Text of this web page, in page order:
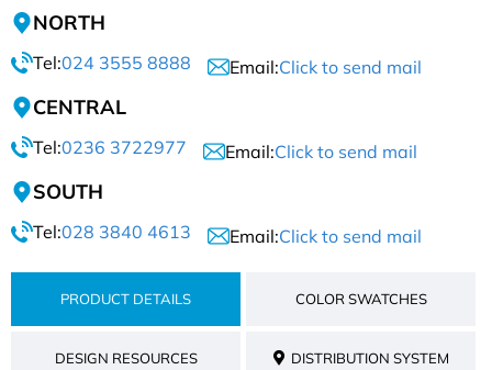
NORTH
Tel:024 3555 8888 Email:Click to send mail
CENTRAL
Tel:0236 3722977 Email:Click to send mail
SOUTH
Tel:028 3840 4613 Email:Click to send mail
PRODUCT DETAILS COLOR SWATCHES
DESIGN RESOURCES DISTRIBUTION SYSTEM